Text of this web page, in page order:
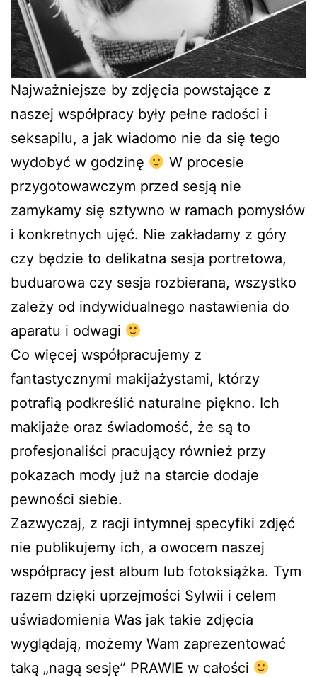
Najważniejsze by zdjęcia powstające z
naszej współpracy były pełne radości i
seksapilu, a jak wiadomo nie da się tego
wydobyć w godzinę
W procesie
przygotowawczym przed sesją nie
zamykamy się sztywno w ramach pomysłów
i konkretnych ujęć. Nie zakładamy z góry
czy będzie to delikatna sesja portretowa,
buduarowa czy sesja rozbierana, wszystko
zależy od indywidualnego nastawienia do
aparatu i odwagi
Co więcej współpracujemy z
fantastycznymi makijażystami, którzy
potrafią podkreślić naturalne piękno. Ich
makijaże oraz świadomość, że są to
profesjonaliści pracujący również przy
pokazach mody już na starcie dodaje
pewności siebie.
Zazwyczaj, z racji intymnej specyfiki zdjęć
nie publikujemy ich, a owocem naszej
współpracy jest album lub fotoksiążka. Tym
razem dzięki uprzejmości Sylwii i celem
uświadomienia Was jak takie zdjęcia
wyglądają, możemy Wam zaprezentować
taką „nagą sesję” PRAWIE w całości